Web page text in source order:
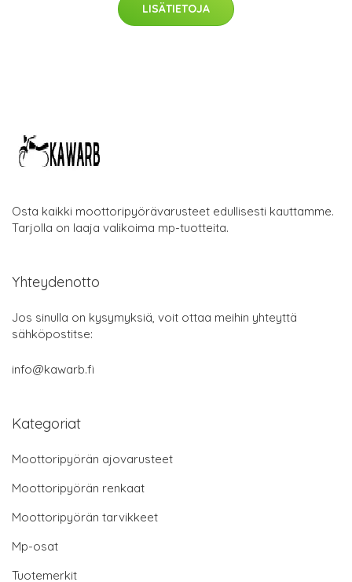
LISÄTIETOJA
Osta kaikki moottoripyörävarusteet edullisesti kauttamme.
Tarjolla on laaja valikoima mp-tuotteita.
Yhteydenotto
Jos sinulla on kysymyksiä, voit ottaa meihin yhteyttä
sähköpostitse:
info@kawarb.fi
Kategoriat
Moottoripyörän ajovarusteet
Moottoripyörän renkaat
Moottoripyörän tarvikkeet
Mp-osat
Tuotemerkit